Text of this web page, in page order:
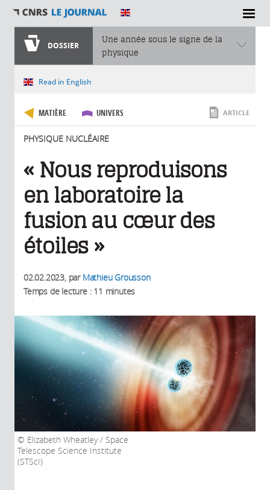
SECTIONS
DOSSIER
Une année sous le signe de la
physique
Vous êtes ici
Read in English
MATIÈRE UNIVERS
PHYSIQUE NUCLÉAIRE
ARTICLE
« Nous reproduisons
en laboratoire la
fusion au cœur des
étoiles »
02.02.2023, par Mathieu Grousson
Temps de lecture : 11 minutes
Elizabeth Wheatley / Space
Telescope Science Institute
(STScI)